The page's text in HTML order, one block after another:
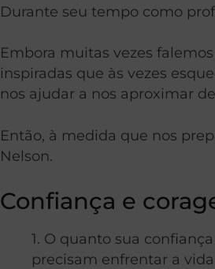
Durante seu tempo como
Embora muitas vezes
inspiradas que às vezes
nos ajudar a nos aproximar
Então, à medida que nos
Nelson.
Confiança e
1. O quanto sua
precisam enfrentar a